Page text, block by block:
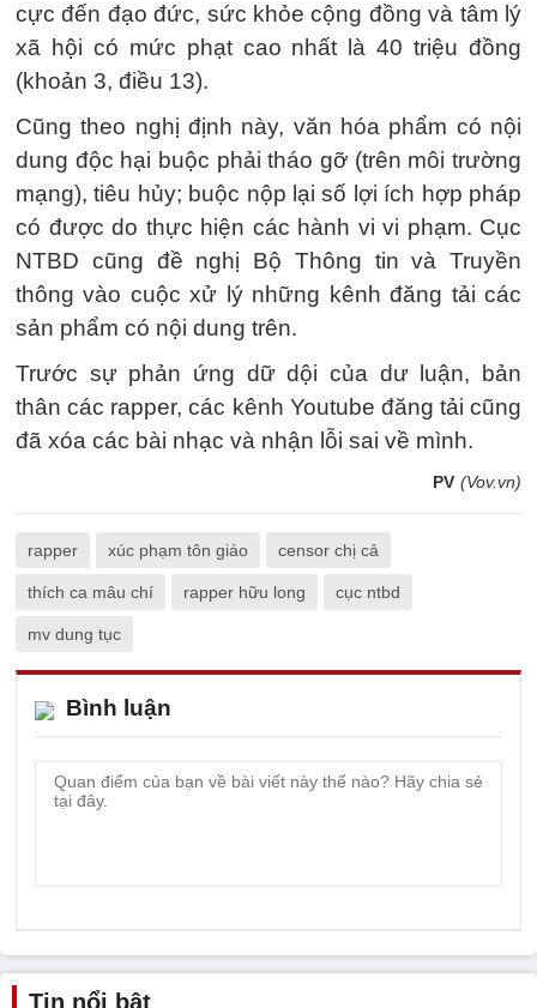
cực đến đạo đức, sức khỏe cộng đồng và tâm lý
xã hội có mức phạt cao nhất là 40 triệu đồng
(khoản 3, điều 13).
Cũng theo nghị định này, văn hóa phẩm có nội
dung độc hại buộc phải tháo gỡ (trên môi trường
mạng), tiêu hủy; buộc nộp lại số lợi ích hợp pháp
có được do thực hiện các hành vi vi phạm. Cục
NTBD cũng đề nghị Bộ Thông tin và Truyền
thông vào cuộc xử lý những kênh đăng tải các
sản phẩm có nội dung trên.
Trước sự phản ứng dữ dội của dư luận, bản
thân các rapper, các kênh Youtube đăng tải cũng
đã xóa các bài nhạc và nhận lỗi sai về mình.
PV (Vov.vn)
rapper xúc phạm tôn giáo censor chị cả
thích ca mâu chí rapper hữu long cục ntbd
mv dung tục
Bình luận
Tin nổi bật